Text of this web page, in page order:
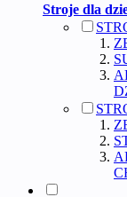
Stroje dla